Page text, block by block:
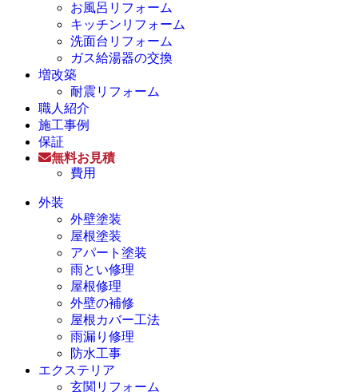
お風呂リフォーム
キッチンリフォーム
洗面台リフォーム
ガス給湯器の交換
増改築
耐震リフォーム
職人紹介
施工事例
保証
無料お見積
費用
外装
外壁塗装
屋根塗装
アパート塗装
雨とい修理
屋根修理
外壁の補修
屋根カバー工法
雨漏り修理
防水工事
エクステリア
玄関リフォーム